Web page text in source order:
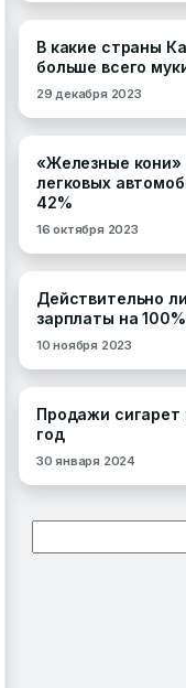
В какие страны
больше всего
29 декабря 2023
«Железные кони»
легковых
42%
16 октября 2023
Действительно
зарплаты на
10 ноября 2023
Продажи сигарет
год
30 января 2024